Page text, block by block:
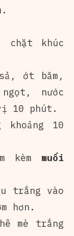
chặt khúc
ớt băm,
nước
10 phút.
10
kèm muối
trắng vào
hơn.
mè trắng